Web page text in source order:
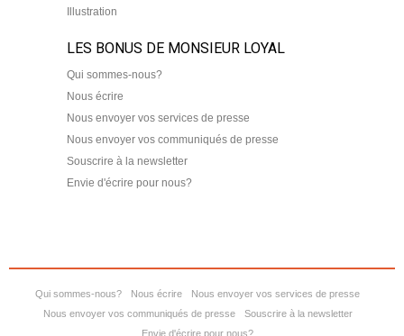
Illustration
LES BONUS DE MONSIEUR LOYAL
Qui sommes-nous?
Nous écrire
Nous envoyer vos services de presse
Nous envoyer vos communiqués de presse
Souscrire à la newsletter
Envie d'écrire pour nous?
Qui sommes-nous? Nous écrire
Nous envoyer vos services de presse
Nous envoyer vos communiqués de presse
Souscrire à la newsletter
Envie d'écrire pour nous?